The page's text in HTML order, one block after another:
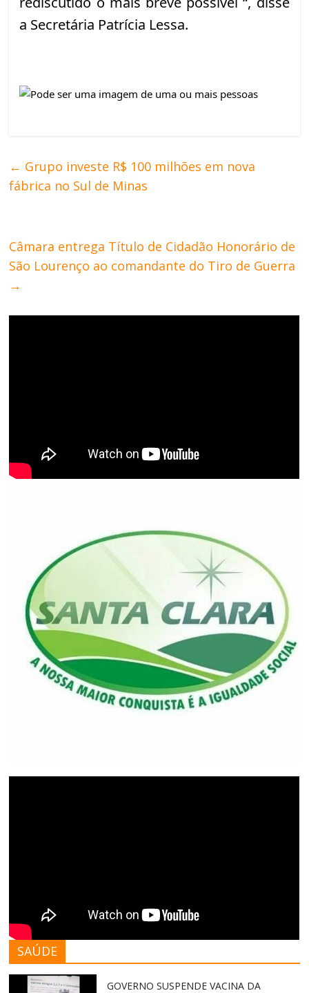
a Secretária Patrícia Lessa.
← Grupo investe R$ 100 milhões em nova
fábrica no Sul de Minas
Câmara entrega Título de Cidadão Honorário de
São Lourenço ao comandante do Tiro de Guerra
→
SAÚDE
GOVERNO SUSPENDE VACINA DA